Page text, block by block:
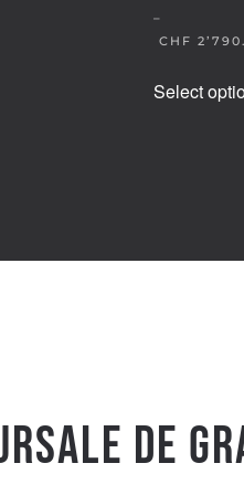
–
CHF
Select
de